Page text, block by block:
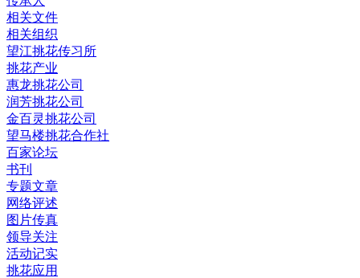
相关文件
相关组织
望江挑花传习所
挑花产业
惠龙挑花公司
润芳挑花公司
金百灵挑花公司
望马楼挑花合作社
百家论坛
书刊
专题文章
网络评述
图片传真
领导关注
活动记实
挑花应用